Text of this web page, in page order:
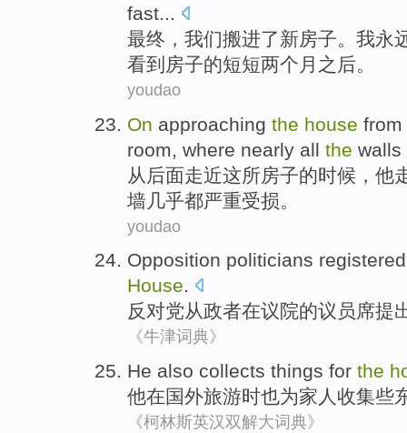
fast...
最终 ， 我们搬进了新房子。 我永
看到 房子的短短两个 月之后。
youdao
On approaching the house from
room
where nearly all the walls
从 后面走近这所房子的时候， 他
墙 几乎都严重受损 。
youdao
Opposition politicians
House.
反对党从政者在议院的议员席提
《牛津词典》
He also collects things for the
他在国外旅游时也为家人收集些
《柯林斯英汉双解大词典》